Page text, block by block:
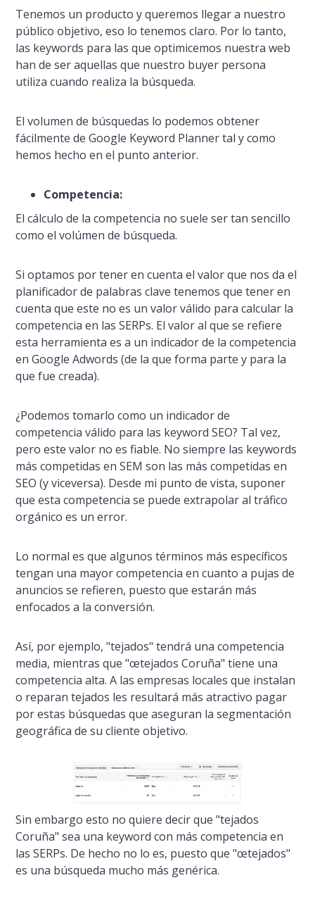
Tenemos un producto y queremos llegar a nuestro
público objetivo, eso lo tenemos claro. Por lo tanto,
las keywords para las que optimicemos nuestra web
han de ser aquellas que nuestro buyer persona
utiliza cuando realiza la búsqueda.
El volumen de búsquedas lo podemos obtener
fácilmente de Google Keyword Planner tal y como
hemos hecho en el punto anterior.
Competencia:
El cálculo de la competencia no suele ser tan sencillo
como el volúmen de búsqueda.
Si optamos por tener en cuenta el valor que nos da el
planificador de palabras clave tenemos que tener en
cuenta que este no es un valor válido para calcular la
competencia en las SERPs. El valor al que se refiere
esta herramienta es a un indicador de la competencia
en Google Adwords (de la que forma parte y para la
que fue creada).
¿Podemos tomarlo como un indicador de
competencia válido para las keyword SEO? Tal vez,
pero este valor no es fiable. No siempre las keywords
más competidas en SEM son las más competidas en
SEO (y viceversa). Desde mi punto de vista, suponer
que esta competencia se puede extrapolar al tráfico
orgánico es un error.
Lo normal es que algunos términos más especí­ficos
tengan una mayor competencia en cuanto a pujas de
anuncios se refieren, puesto que estarán más
enfocados a la conversión.
Así­, por ejemplo, "tejados" tendrá una competencia
media, mientras que "œtejados Coruña" tiene una
competencia alta. A las empresas locales que instalan
o reparan tejados les resultará más atractivo pagar
por estas búsquedas que aseguran la segmentación
geográfica de su cliente objetivo.
Sin embargo esto no quiere decir que "tejados
Coruña" sea una keyword con más competencia en
las SERPs. De hecho no lo es, puesto que "œtejados"
es una búsqueda mucho más genérica.